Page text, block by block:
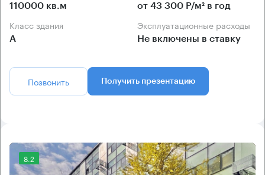
110000 кв.м от 43 300 Р/м² в год
Класс здания
А
Эксплуатационные расходы
Не включены в ставку
Позвонить Получить презентацию
8.2